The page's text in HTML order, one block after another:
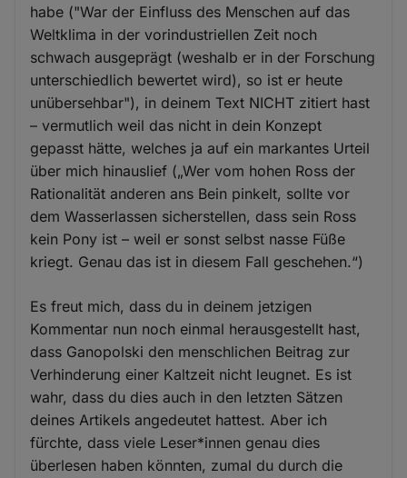
habe ("War der Einfluss des Menschen auf das
Weltklima in der vorindustriellen Zeit noch
schwach ausgeprägt (weshalb er in der Forschung
unterschiedlich bewertet wird), so ist er heute
unübersehbar"), in deinem Text NICHT zitiert hast
– vermutlich weil das nicht in dein Konzept
gepasst hätte, welches ja auf ein markantes Urteil
über mich hinauslief („Wer vom hohen Ross der
Rationalität anderen ans Bein pinkelt, sollte vor
dem Wasserlassen sicherstellen, dass sein Ross
kein Pony ist – weil er sonst selbst nasse Füße
kriegt. Genau das ist in diesem Fall geschehen.“)
Es freut mich, dass du in deinem jetzigen
Kommentar nun noch einmal herausgestellt hast,
dass Ganopolski den menschlichen Beitrag zur
Verhinderung einer Kaltzeit nicht leugnet. Es ist
wahr, dass du dies auch in den letzten Sätzen
deines Artikels angedeutet hattest. Aber ich
fürchte, dass viele Leser*innen genau dies
überlesen haben könnten, zumal du durch die